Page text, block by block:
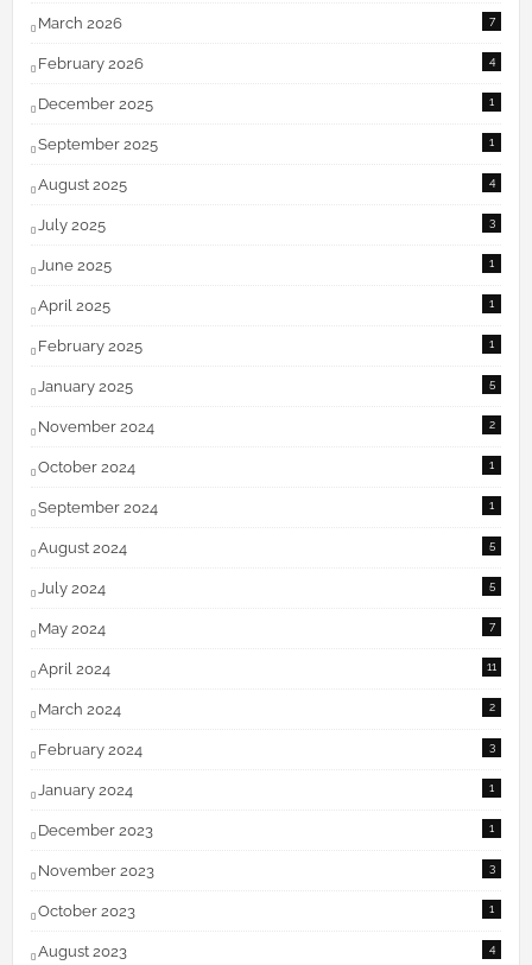
March 2026 7
February 2026 4
December 2025 1
September 2025 1
August 2025 4
July 2025 3
June 2025 1
April 2025 1
February 2025 1
January 2025 5
November 2024 2
October 2024 1
September 2024 1
August 2024 5
July 2024 5
May 2024 7
April 2024 11
March 2024 2
February 2024 3
January 2024 1
December 2023 1
November 2023 3
October 2023 1
August 2023 4